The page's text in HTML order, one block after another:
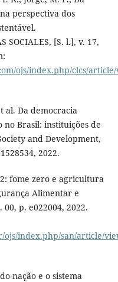
perspectiva dos
SOCIALES, [S. l.], v. 17,
ojs/index.php/clcs/
al. Da democracia
Brasil: instituições de
and Development,
2022.
fome zero e agricultura
Alimentar e
p. e022004, 2022.
index.php/san/article/
nação e o sistema